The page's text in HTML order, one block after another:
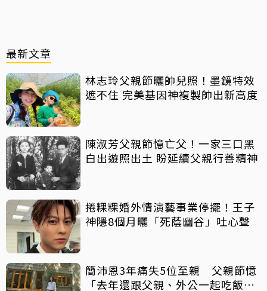
最新文章
林志玲父親節曬帥兒照！墨鏡特效
遮不住 完美基因神複製帥出新高度
陳淑芳父親節憶亡父！一家三口黑
白出遊照出土 盼延續父親行善精神
捲粿粿婚外情演藝事業停擺！王子
神隱8個月曬「死蔭幽谷」吐心聲
簡沛恩3年痛失5位至親 父親節憶
「去年還跟父親、外公一起吃飯聊